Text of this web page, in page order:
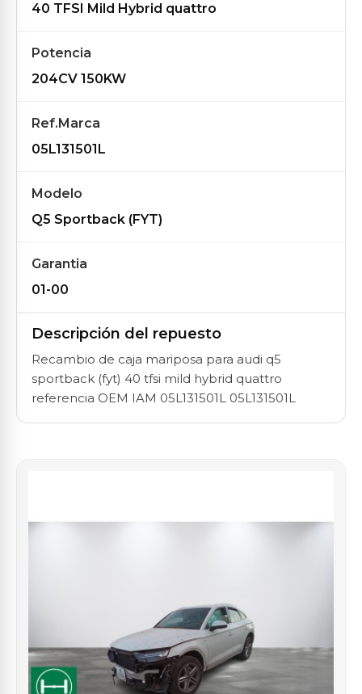
40 TFSI Mild Hybrid quattro
Potencia
204CV 150KW
Ref.Marca
05L131501L
Modelo
Q5 Sportback (FYT)
Garantia
01-00
Descripción del repuesto
Recambio de caja mariposa para audi q5
sportback (fyt) 40 tfsi mild hybrid quattro
referencia OEM IAM 05L131501L 05L131501L